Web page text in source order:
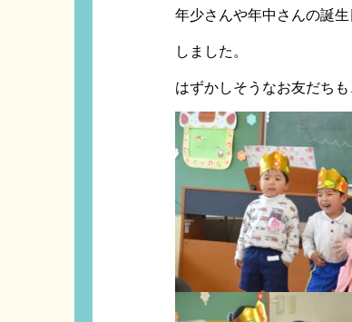
年少さんや年中さんの誕
しました。
はずかしそうなお友だち